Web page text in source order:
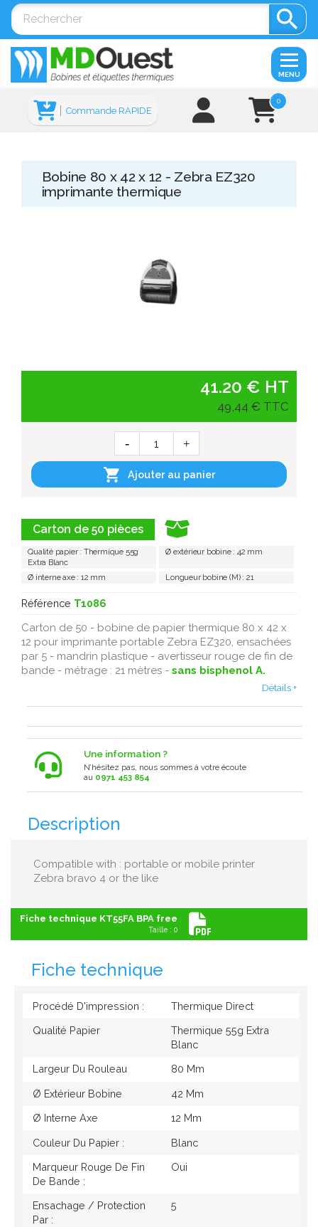

0
Commande RAPIDE
MENU
Bobine 80 x 42 x 12 - Zebra EZ320
imprimante thermique
Carton de 50 pièces
Qualité papier : Thermique 55g
Extra Blanc
Ø extérieur bobine : 42 mm
Ø interne axe : 12 mm Longueur bobine (M) : 21
Référence T1086
Carton de 50 - bobine de papier thermique 80 x 42 x
12 pour imprimante portable Zebra EZ320 , ensachées
par 5 - mandrin plastique - avertisseur rouge de fin de
bande - métrage : 21 mètres - sans bisphenol A.
Détails +
Une information ?
N’hésitez pas, nous sommes à votre écoute
au 0971 453 854
41.20 € HT
49,44 € TTC
 Ajouter au panier
Description
Compatible with : portable or mobile printer
Zebra bravo 4 or the like
Fiche technique KT55FA BPA free
Taille : 0
Fiche technique
Procédé D'impression : Thermique Direct
Qualité Papier
Thermique 55g Extra
Blanc
Largeur Du Rouleau 80 Mm
Ø Extérieur Bobine 42 Mm
Ø Interne Axe 12 Mm
Couleur Du Papier : Blanc
Marqueur Rouge De Fin
De Bande :
Oui
Ensachage / Protection
Par :
5